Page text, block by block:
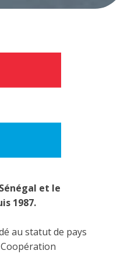
et le
1987.
au statut de pays